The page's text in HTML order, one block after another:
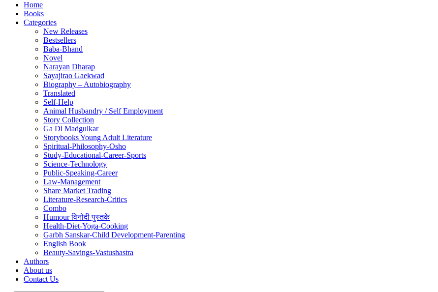
Home
Books
Categories
New Releases
Bestsellers
Baba-Bhand
Novel
Narayan Dharap
Sayajirao Gaekwad
Biography – Autobiography
Translated
Self-Help
Animal Husbandry / Self Employment
Story Collection
Ga Di Madgulkar
Storybooks Young Adult Literature
Spiritual-Philosophy-Osho
Study-Educational-Career-Sports
Science-Technology
Public-Speaking-Career
Law-Management
Share Market Trading
Literature-Research-Critics
Combo
Humour विनोदी पुस्तके
Health-Diet-Yoga-Cooking
Garbh Sanskar-Child Development-Parenting
English Book
Beauty-Savings-Vastushastra
Authors
About us
Contact Us